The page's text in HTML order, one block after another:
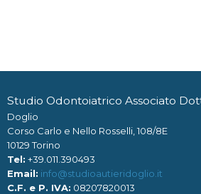
Studio Odontoiatrico Associato
Doglio
Corso Carlo e Nello Rosselli, 108/8E
10129 Torino
Tel: +39.011.390493
Email: info@studioautieridoglio.it
C.F. e P. IVA: 08207820013